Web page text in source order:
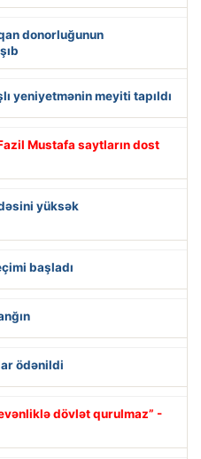
donorluğunun
yeniyetmənin meyiti tapıldı
Mustafa saytların dost
yüksək
başladı
ödənildi
dövlət qurulmaz” -